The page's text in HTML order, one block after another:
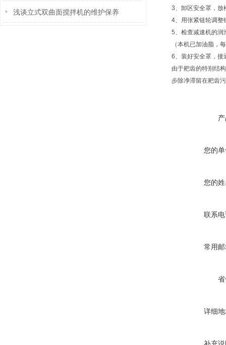
浅谈立式双曲面搅拌机的维护保养
3、卸区安全罩，放
4、用张紧链轮调整
5、检查减速机的润
（本机已加油脂，
6、装好安全罩，接
由于耙齿的特别结
步除净滞留在耙齿
您的
您的
联系
常用
详细